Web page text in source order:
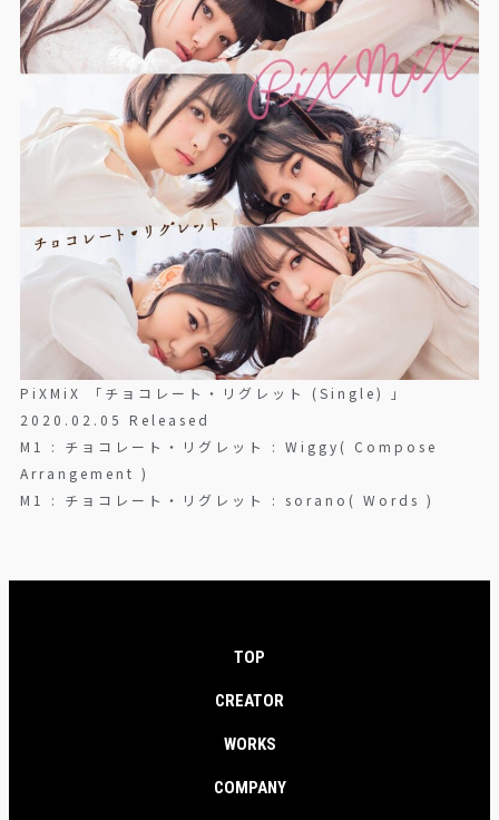
PiXMiX 「チョコレート・リグレット (Single) 」
2020.02.05 Released
M1 : チョコレート・リグレット : Wiggy( Compose
Arrangement )
M1 : チョコレート・リグレット : sorano( Words )
TOP
CREATOR
WORKS
COMPANY